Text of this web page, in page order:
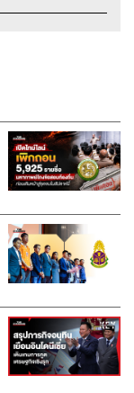
ะเกียรติ
รณกุล, ธิติกร ลิ้ม
นันต์
า อิสสรานุสรณ์,